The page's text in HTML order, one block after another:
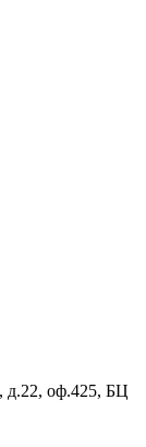
д.22, оф.425, БЦ